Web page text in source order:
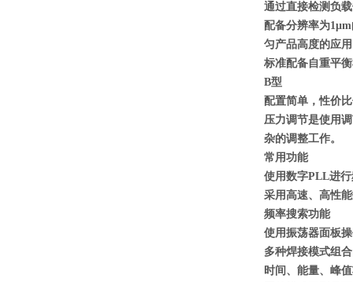
通过直接检测负
配备分辨率为
匀产品高度的应
标准配备自重平
B型
配置简单，性价
压力调节是使用
杂的调整工作。
常用功能
使用数字PLL进
采用高速、高性
频率搜索功能
使用振荡器面板
多种焊接模式组合
时间、能量、峰